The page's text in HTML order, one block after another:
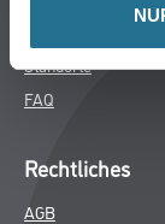
Standorte
FAQ
Rechtliches
AGB